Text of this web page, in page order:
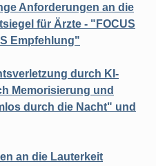
Anforderungen an die
für Ärzte - "FOCUS
Empfehlung"
durch KI-
Memorisierung und
durch die Nacht" und
an die Lauterkeit